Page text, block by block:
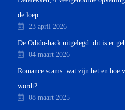
de loep
23 april 2026
De Odido-hack uitgelegd: dit is er
04 maart 2026
Romance scams: wat zijn het en
wordt?
08 maart 2025